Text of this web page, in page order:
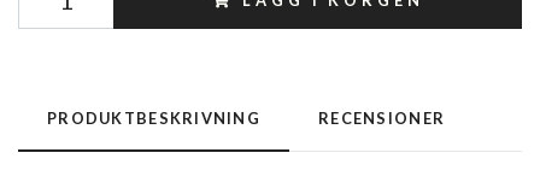
PRODUKTBESKRIVNING RECENSIONER